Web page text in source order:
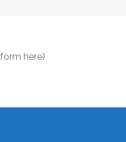
here)